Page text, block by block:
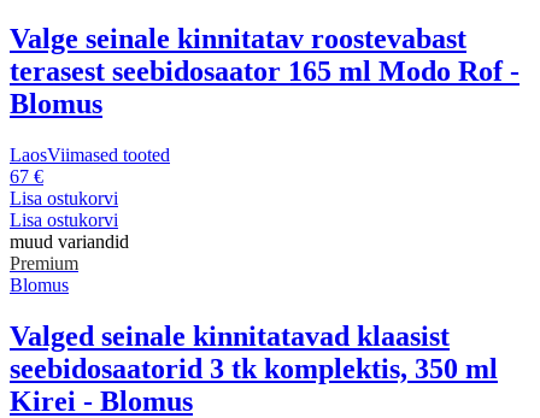
Valge seinale kinnitatav roostevabast
terasest seebidosaator 165 ml Modo Rof -
Blomus
LaosViimased tooted
67 €
Lisa ostukorvi
Lisa ostukorvi
muud variandid
Premium
Blomus
Valged seinale kinnitatavad klaasist
seebidosaatorid 3 tk komplektis, 350 ml
Kirei - Blomus